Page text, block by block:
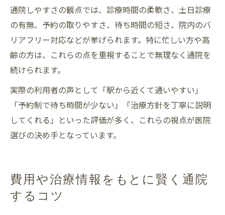
通院しやすさの観点では、診療時間の柔軟さ、土日診療
の有無、予約の取りやすさ、待ち時間の短さ、院内のバ
リアフリー対応などが挙げられます。特に忙しい方や高
齢の方は、これらの点を重視することで無理なく通院を
続けられます。
実際の利用者の声として「駅から近くて通いやすい」
「予約制で待ち時間が少ない」「治療方針を丁寧に説明
してくれる」といった評価が多く、これらの視点が医院
選びの決め手となっています。
費用や治療情報をもとに賢く通院
するコツ